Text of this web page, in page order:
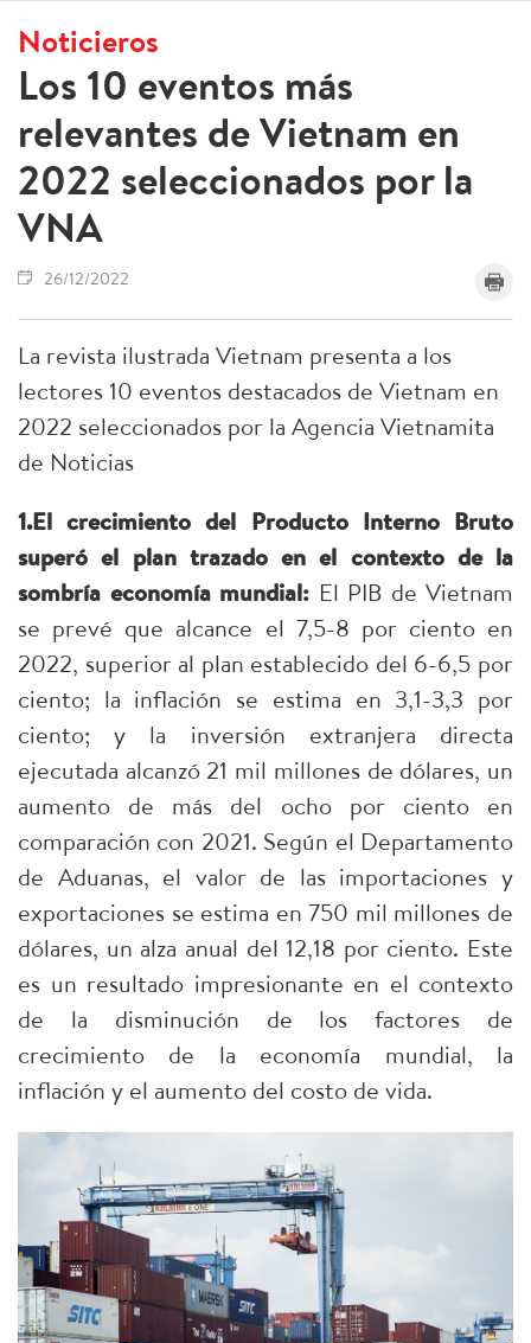
Noticieros
Los 10 eventos más
relevantes de Vietnam en
2022 seleccionados por la
VNA
26/12/2022
La revista ilustrada Vietnam presenta a los
lectores 10 eventos destacados de Vietnam en
2022 seleccionados por la Agencia Vietnamita
de Noticias
1.El crecimiento del Producto Interno Bruto
superó el plan trazado en el contexto de la
sombría economía mundial: El PIB de Vietnam
se prevé que alcance el 7,5-8 por ciento en
2022, superior al plan establecido del 6-6,5 por
ciento; la inflación se estima en 3,1-3,3 por
ciento; y la inversión extranjera directa
ejecutada alcanzó 21 mil millones de dólares, un
aumento de más del ocho por ciento en
comparación con 2021. Según el Departamento
de Aduanas, el valor de las importaciones y
exportaciones se estima en 750 mil millones de
dólares, un alza anual del 12,18 por ciento. Este
es un resultado impresionante en el contexto
de la disminución de los factores de
crecimiento de la economía mundial, la
inflación y el aumento del costo de vida.